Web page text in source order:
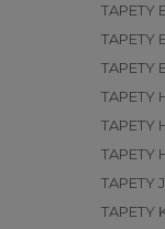
TAPETY
TAPETY
TAPETY
TAPETY
TAPETY
TAPETY
TAPETY
TAPETY